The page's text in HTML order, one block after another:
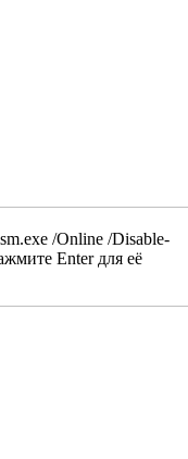
/Online /Disable-
Enter для её